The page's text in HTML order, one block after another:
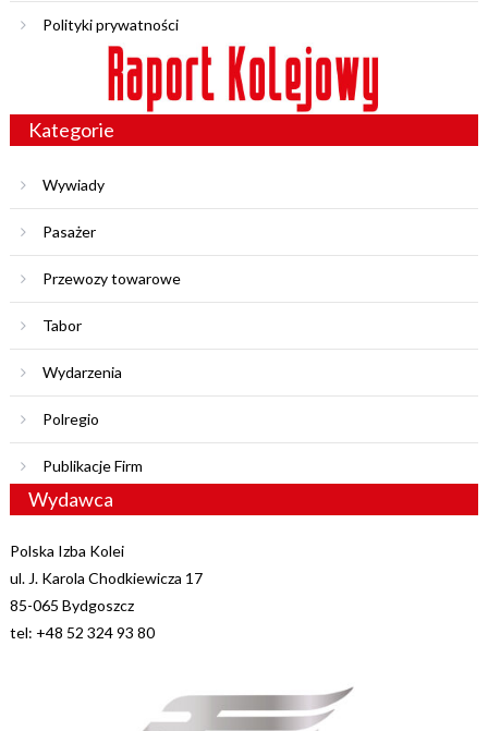
Polityki prywatności
Kategorie
Wywiady
Pasażer
Przewozy towarowe
Tabor
Wydarzenia
Polregio
Publikacje Firm
Wydawca
Polska Izba Kolei
ul. J. Karola Chodkiewicza 17
85-065 Bydgoszcz
tel: +48 52 324 93 80